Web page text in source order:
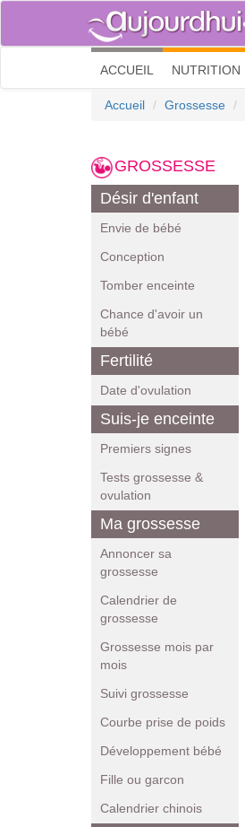
ACCUEIL (current)
NUTRITION
Accueil Grossesse
GROSSESSE
Désir d'enfant
Envie de bébé
Conception
Tomber enceinte
Chance d'avoir un
bébé
Fertilité
Date d'ovulation
Suis-je enceinte
Premiers signes
Tests grossesse &
ovulation
Ma grossesse
Annoncer sa
grossesse
Calendrier de
grossesse
Grossesse mois par
mois
Suivi grossesse
Courbe prise de poids
Développement bébé
Fille ou garcon
Calendrier chinois